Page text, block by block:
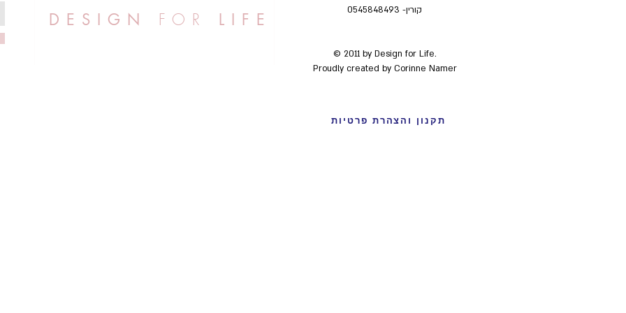
DESIGN FOR LIFE
קורין- 0545848493
© 2011by Design for Life.
Proudly created by Corinne Namer
תקנון והצהרת פרטיות